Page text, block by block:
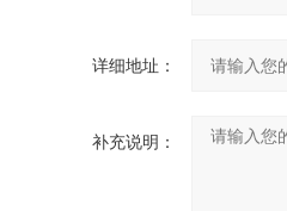
详细地址：
补充说明：